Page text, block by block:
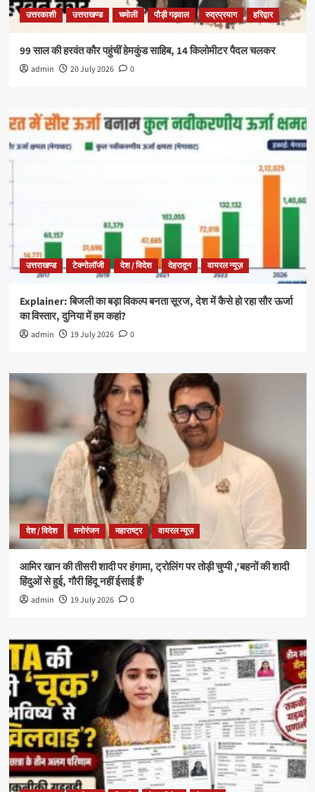
उत्तरकाशी उत्तराखण्ड चमोली पौड़ी गढ़वाल रुद्रप्रयाग हरिद्वार
99 साल की हरवंत कौर पहुंचीं हेमकुंड साहिब, 14 किलोमीटर पैदल चलकर
admin 20 July 2026 0
उत्तराखण्ड टेक्नोलॉजी देश / विदेश देहरादून वायरल न्यूज़
Explainer: बिजली का बड़ा विकल्प बनता सूरज, देश में कैसे हो रहा सौर ऊर्जा
का विस्तार, दुनिया में हम कहां?
admin 19 July 2026 0
देश / विदेश मनोरंजन महाराष्ट्र वायरल न्यूज़
आमिर खान की तीसरी शादी पर हंगामा, ट्रोलिंग पर तोड़ी चुप्पी ,’बहनों की शादी
हिंदुओं से हुई, गौरी हिंदू नहीं ईसाई हैं’
admin 19 July 2026 0